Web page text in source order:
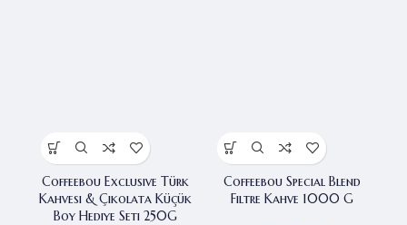
Coffeebou Exclusive Türk
Kahvesi & Çikolata Küçük
Boy Hediye Seti 250G
Coffeebou Special Blend
Filtre Kahve 1000 G